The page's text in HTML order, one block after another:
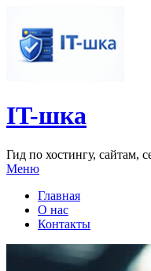
IT-шка
Гид по хостингу, сайтам,
Меню
Главная
О нас
Контакты